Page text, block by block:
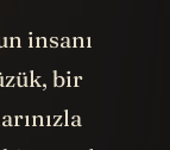
insanı
bir